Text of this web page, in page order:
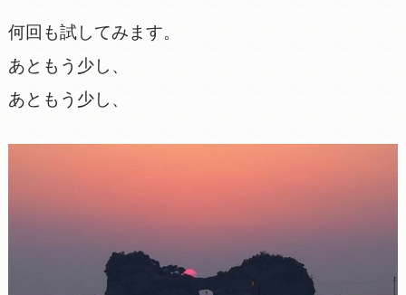
何回も試してみます。
あともう少し、
あともう少し、